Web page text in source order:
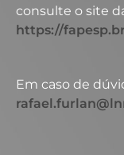
consulte o site
https://
Em caso de